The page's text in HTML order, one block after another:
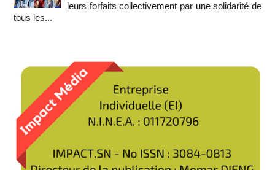
leurs forfaits collectivement par une solidarité de
tous les...